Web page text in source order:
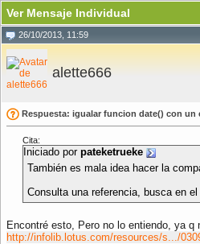
Ver Mensaje Individual
26/10/2013, 11:59
alette666
Respuesta: igualar funcion date() con un
Cita:
Iniciado por pateketrueke
También es mala idea hacer la
Consulta una referencia, busca en
Encontré esto, Pero no lo entiendo, ya
http://infolib.lotus.com/resources/s.../